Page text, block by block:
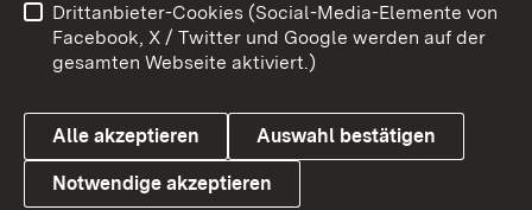
Link zum Landesportal
Benutzungshinweise
Barrierefreiheit
Datenschutz
Cookies
Drittanbieter-Cookies (Social-Media-Elemente von
Facebook, X / Twitter und Google werden auf der
gesamten Webseite aktiviert.)
Alle akzeptieren Auswahl bestätigen
Notwendige akzeptieren